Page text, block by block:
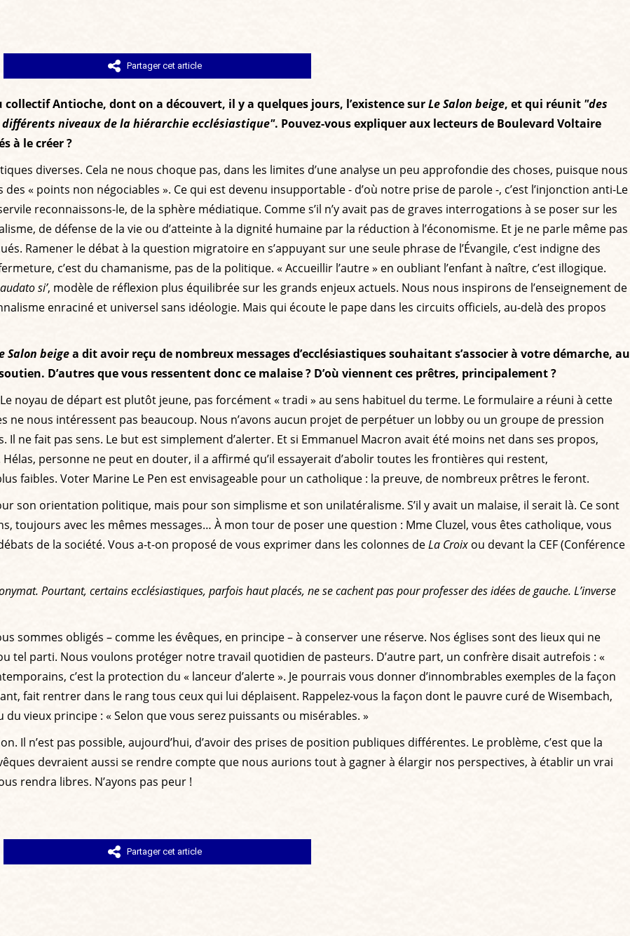
Partager cet article
collectif Antioche, dont on a découvert, il y a quelques jours, l’existence surLe Salon beige, et qui réunit "des
niveaux de la hiérarchie ecclésiastique". Pouvez-vous expliquer aux lecteurs de Boulevard Voltaire
à le créer ?
diverses. Cela ne nous choque pas, dans les limites d’une analyse un peu approfondie des choses, puisque nous
« points non négociables ». Ce qui est devenu insupportable - d’où notre prise de parole -, c’est l’injonction anti-Le
reconnaissons-le, de la sphère médiatique. Comme s’il n’y avait pas de graves interrogations à se poser sur les
de défense de la vie ou d’atteinte à la dignité humaine par la réduction à l’économisme. Et je ne parle même pas
Ramener le débat à la question migratoire en s’appuyant sur une seule phrase de l’Évangile, c’est indigne des
c’est du chamanisme, pas de la politique. « Accueillir l’autre » en oubliant l’enfant à naître, c’est illogique.
si’, modèle de réflexion plus équilibrée sur les grands enjeux actuels. Nous nous inspirons de l’enseignement de
enraciné et universel sans idéologie. Mais qui écoute le pape dans les circuits officiels, au-delà des propos
Salon beigea dit avoir reçu de nombreux messages d’ecclésiastiques souhaitant s’associer à votre démarche, au
D’autres que vous ressentent donc ce malaise ? D’où viennent ces prêtres, principalement ?
noyau de départ est plutôt jeune, pas forcément « tradi » au sens habituel du terme. Le formulaire a réuni à cette
ne nous intéressent pas beaucoup. Nous n’avons aucun projet de perpétuer un lobby ou un groupe de pression
Il ne fait pas sens. Le but est simplement d’alerter. Et si Emmanuel Macron avait été moins net dans ses propos,
personne ne peut en douter, il a affirmé qu’il essayerait d’abolir toutes les frontières qui restent,
faibles. Voter Marine Le Pen est envisageable pour un catholique : la preuve, de nombreux prêtres le feront.
son orientation politique, mais pour son simplisme et son unilatéralisme. S’il y avait un malaise, il serait là. Ce sont
toujours avec les mêmes messages… À mon tour de poser une question : Mme Cluzel, vous êtes catholique, vous
de la société. Vous a-t-on proposé de vous exprimer dans les colonnes deLa Croix ou devant la CEF (Conférence
Pourtant, certains ecclésiastiques, parfois haut placés, ne se cachent pas pour professer des idées de gauche. L’inverse
sommes obligés – comme les évêques, en principe – à conserver une réserve. Nos églises sont des lieux qui ne
tel parti. Nous voulons protéger notre travail quotidien de pasteurs. D’autre part, un confrère disait autrefois : «
c’est la protection du « lanceur d’alerte ». Je pourrais vous donner d’innombrables exemples de la façon
fait rentrer dans le rang tous ceux qui lui déplaisent. Rappelez-vous la façon dont le pauvre curé de Wisembach,
vieux principe : « Selon que vous serez puissants ou misérables. »
Il n’est pas possible, aujourd’hui, d’avoir des prises de position publiques différentes. Le problème, c’est que la
devraient aussi se rendre compte que nous aurions tout à gagner à élargir nos perspectives, à établir un vrai
rendra libres. N’ayons pas peur !
Partager cet article